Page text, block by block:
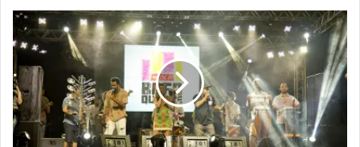
Pesquisa e Planejamento Urbano de Londrina (IPPUL) e as
atividades serão fiscalizadas pela Secretaria Municipal de
Obras e Pavimentação (SMOP).
De acordo com a gerente de Projetos Urbanísticos e
Edificações do IPPUL, Amanda Salvioni, por conta da